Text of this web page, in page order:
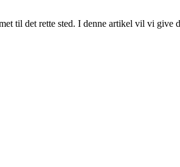
til det rette sted. I denne artikel vil vi